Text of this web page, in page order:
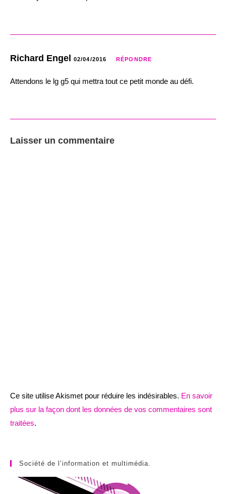
Richard Engel 02/04/2016 RÉPONDRE
Attendons le lg g5 qui mettra tout ce petit monde au défi.
Laisser un commentaire
Ce site utilise Akismet pour réduire les indésirables. En savoir
plus sur la façon dont les données de vos commentaires sont
traitées.
Société de l’information et multimédia.